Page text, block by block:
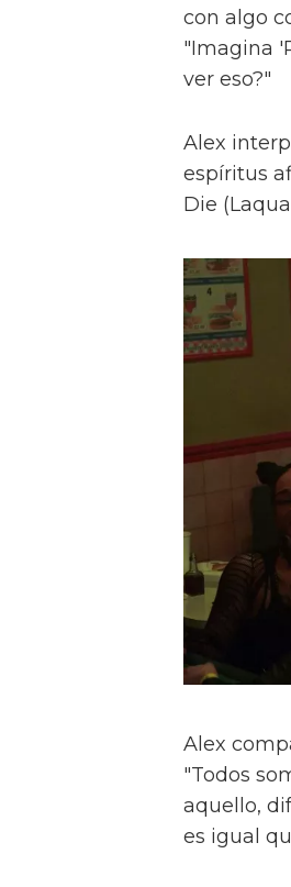
con algo
"Imagina
ver eso?"
Alex
espíritus
Die
Alex
"Todos
aquello,
es igual